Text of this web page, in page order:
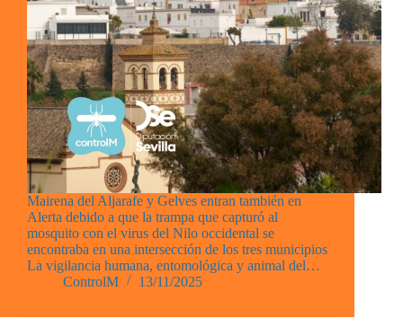
Mairena del Aljarafe y Gelves entran también en
Alerta debido a que la trampa que capturó al
mosquito con el virus del Nilo occidental se
encontraba en una intersección de los tres municipios
La vigilancia humana, entomológica y animal del…
ControlM
13/11/2025